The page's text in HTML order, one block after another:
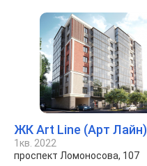
ЖК Art Line (Арт Лайн)
1кв. 2022
проспект Ломоносова, 107